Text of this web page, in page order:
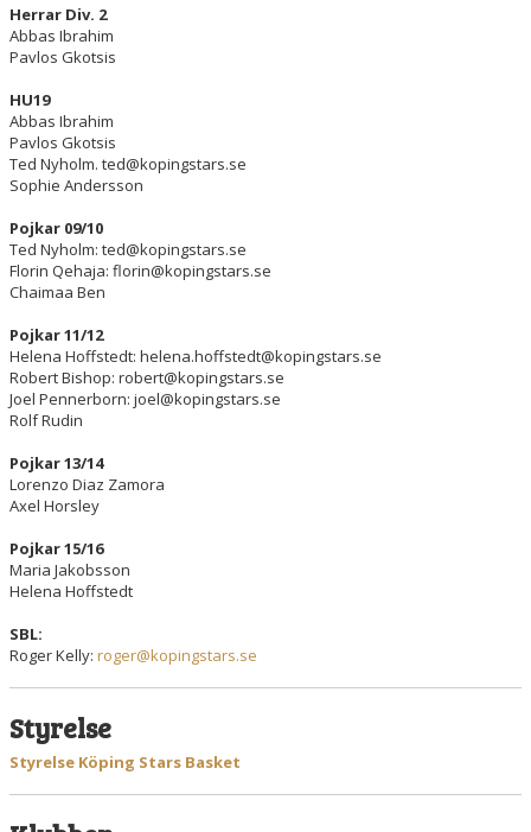
Herrar Div. 2
Abbas Ibrahim
Pavlos Gkotsis
HU19
Abbas Ibrahim
Pavlos Gkotsis
Ted Nyholm. ted@kopingstars.se
Sophie Andersson
Pojkar 09/10
Ted Nyholm: ted@kopingstars.se
Florin Qehaja: florin@kopingstars.se
Chaimaa Ben
Pojkar 11/12
Helena Hoffstedt: helena.hoffstedt@kopingstars.se
Robert Bishop: robert@kopingstars.se
Joel Pennerborn: joel@kopingstars.se
Rolf Rudin
Pojkar 13/14
Lorenzo Diaz Zamora
Axel Horsley
Pojkar 15/16
Maria Jakobsson
Helena Hoffstedt
SBL:
Roger Kelly: roger@kopingstars.se
Styrelse
Styrelse Köping Stars Basket